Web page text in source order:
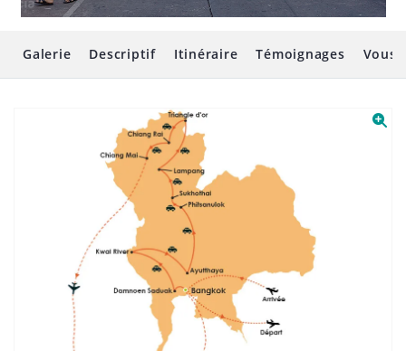
Galerie Descriptif Itinéraire Témoignages Vous